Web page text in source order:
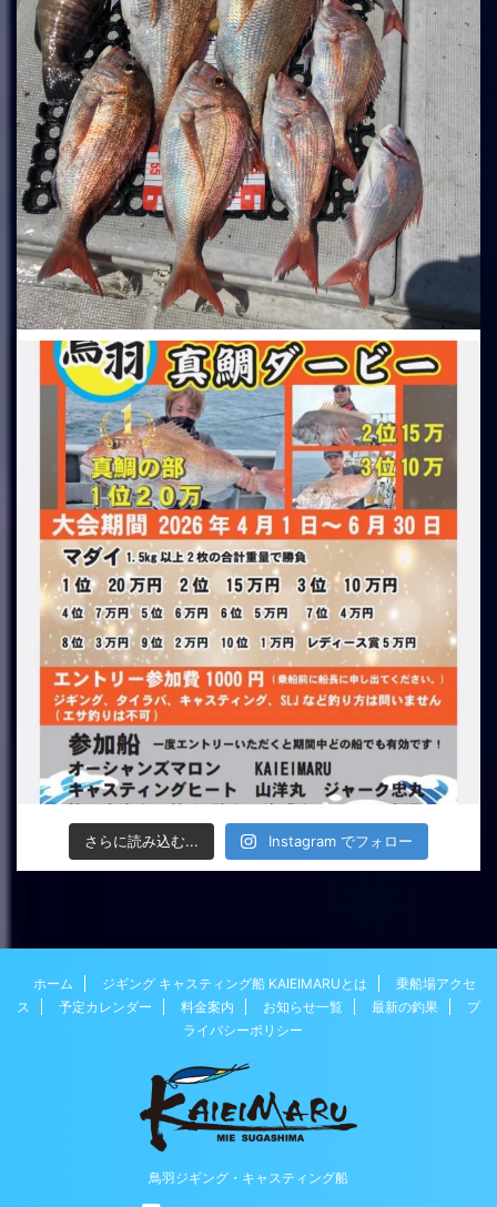
さらに読み込む... Instagram でフォロー
ホーム ジギング キャスティング船 KAIEIMARUとは
乗船場アクセ
ス
予定カレンダー 料金案内 お知らせ一覧 最新の釣果
プ
ライバシーポリシー
鳥羽ジギング・キャスティング船